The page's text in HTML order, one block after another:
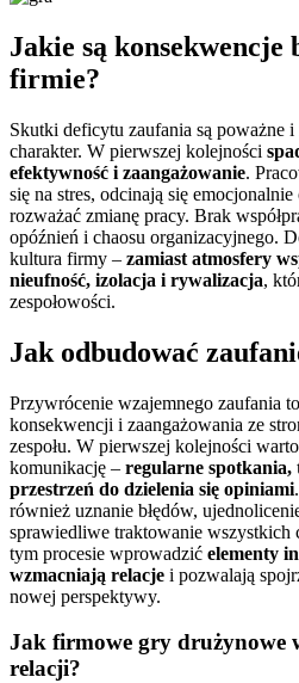
Jakie są
firmie?
Skutki deficytu zaufania są poważne
charakter. W pierwszej kolejności
efektywność i zaangażowanie.
się na stres, odcinają się emocjonalnie
rozważać zmianę pracy. Brak
opóźnień i chaosu organizacyjnego.
kultura firmy – zamiast atmosfery
nieufność, izolacja i rywalizacja,
zespołowości.
Jak odbudować
Przywrócenie wzajemnego zaufania
konsekwencji i zaangażowania ze
zespołu. W pierwszej kolejności
komunikację – regularne spotkania,
przestrzeń do dzielenia się opiniami
również uznanie błędów,
sprawiedliwe traktowanie wszystkich
tym procesie wprowadzić elementy
wzmacniają relacje i pozwalają
nowej perspektywy.
Jak firmowe gry drużynowe
relacji?